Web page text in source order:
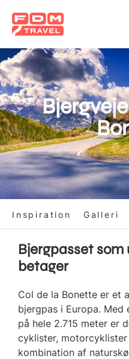
til
hovedindhold
Inspiration Galleri
Bjergpasset som
betager
Col de la Bonette er et
bjergpas i Europa.
på hele 2.715 meter er
cyklister,
kombination af